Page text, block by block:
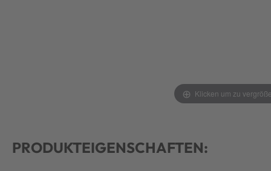
Klicken um zu
PRODUKTEIGENSCHAFTEN: